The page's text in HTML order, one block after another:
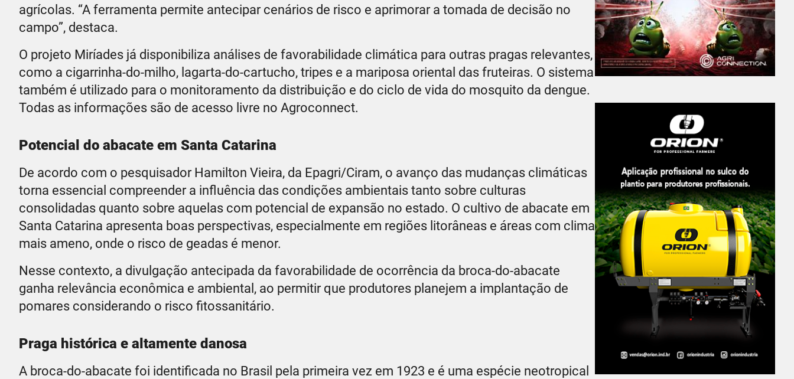
agrícolas. “A ferramenta permite antecipar cenários de risco e aprimorar a tomada de decisão no
campo”, destaca.
O projeto Miríades já disponibiliza análises de favorabilidade climática para outras pragas relevantes,
como a cigarrinha-do-milho, lagarta-do-cartucho, tripes e a mariposa oriental das fruteiras. O sistema
também é utilizado para o monitoramento da distribuição e do ciclo de vida do mosquito da dengue.
Todas as informações são de acesso livre no Agroconnect.
Potencial do abacate em Santa Catarina
De acordo com o pesquisador Hamilton Vieira, da Epagri/Ciram, o avanço das mudanças climáticas
torna essencial compreender a influência das condições ambientais tanto sobre culturas
consolidadas quanto sobre aquelas com potencial de expansão no estado. O cultivo de abacate em
Santa Catarina apresenta boas perspectivas, especialmente em regiões litorâneas e áreas com clima
mais ameno, onde o risco de geadas é menor.
Nesse contexto, a divulgação antecipada da favorabilidade de ocorrência da broca-do-abacate
ganha relevância econômica e ambiental, ao permitir que produtores planejem a implantação de
pomares considerando o risco fitossanitário.
Praga histórica e altamente danosa
A broca-do-abacate foi identificada no Brasil pela primeira vez em 1923 e é uma espécie neotropical